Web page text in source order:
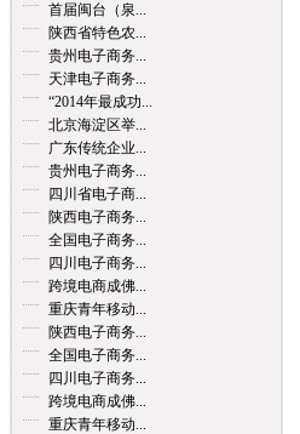
首届闽台（泉...
陕西省特色农...
贵州电子商务...
天津电子商务...
“2014年最成功...
北京海淀区举...
广东传统企业...
贵州电子商务...
四川省电子商...
陕西电子商务...
全国电子商务...
四川电子商务...
跨境电商成佛...
重庆青年移动...
陕西电子商务...
全国电子商务...
四川电子商务...
跨境电商成佛...
重庆青年移动...